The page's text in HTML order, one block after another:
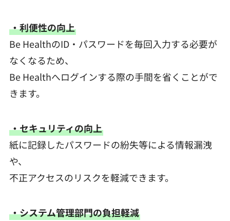
・利便性の向上
Be HealthのID・パスワードを毎回入力する必要が
なくなるため、
Be Healthへログインする際の手間を省くことがで
きます。
・セキュリティの向上
紙に記録したパスワードの紛失等による情報漏洩
や、
不正アクセスのリスクを軽減できます。
・システム管理部門の負担軽減